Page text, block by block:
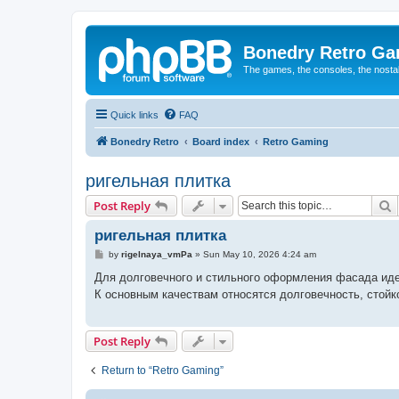
Bonedry Retro
The games, the consoles, the
Quick links FAQ
Bonedry Retro Board index Retro Gaming
ригельная плитка
Post Reply
ригельная плитка
P
s
by rigelnaya_vmPa » Sun May 10, 2026 4:24 am
Для долговечного и стильного оформления фасада
К основным качествам относятся долговечность,
Post Reply
Return to “Retro Gaming”